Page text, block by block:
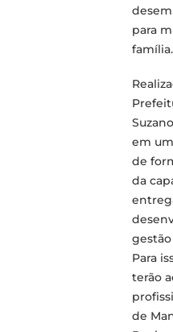
para
família.
em
de
da
Para
terão
de